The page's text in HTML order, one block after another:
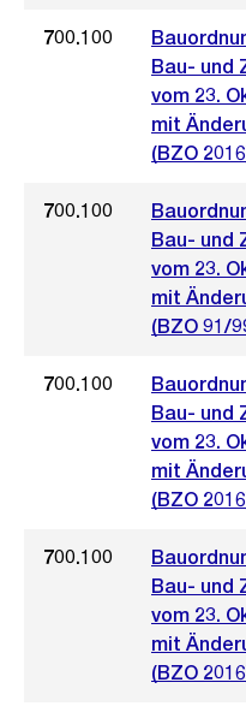
700.100
Bau- und
vom 23.
mit
(BZO
700.100
Bau- und
vom 23.
mit
(BZO 91/
700.100
Bau- und
vom 23.
mit
(BZO
700.100
Bau- und
vom 23.
mit
(BZO